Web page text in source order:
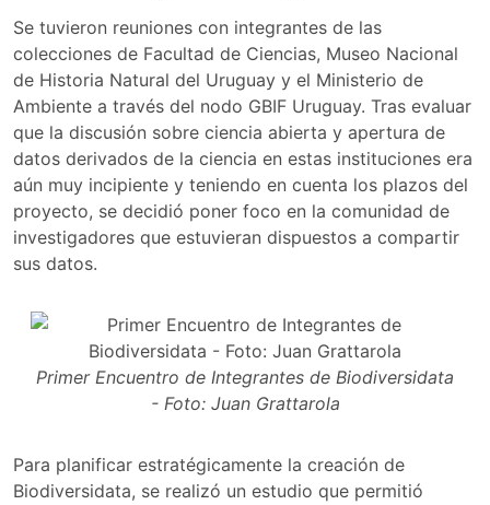
Se tuvieron reuniones con integrantes de las
colecciones de Facultad de Ciencias, Museo Nacional
de Historia Natural del Uruguay y el Ministerio de
Ambiente a través del nodo GBIF Uruguay. Tras evaluar
que la discusión sobre ciencia abierta y apertura de
datos derivados de la ciencia en estas instituciones era
aún muy incipiente y teniendo en cuenta los plazos del
proyecto, se decidió poner foco en la comunidad de
investigadores que estuvieran dispuestos a compartir
sus datos.
Primer Encuentro de Integrantes de Biodiversidata
- Foto: Juan Grattarola
Para planificar estratégicamente la creación de
Biodiversidata, se realizó un estudio que permitió